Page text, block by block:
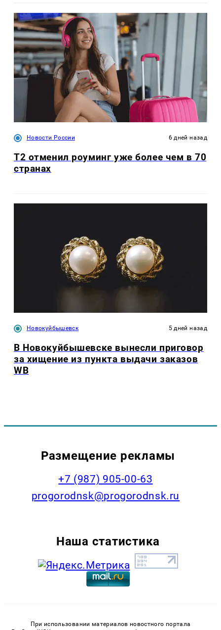
Новости России 6 дней назад
Т2 отменил роуминг уже более чем в 70
странах
Новокуйбышевск 5 дней назад
В Новокуйбышевске вынесли приговор
за хищение из пункта выдачи заказов
WB
Размещение рекламы
+7 (987) 905-00-63
progorodnsk@progorodnsk.ru
Наша статистика
При использовании материалов новостного портала